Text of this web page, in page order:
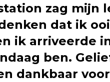
zag mijn
dat ik
ik arriveerde
ben.
dankbaar